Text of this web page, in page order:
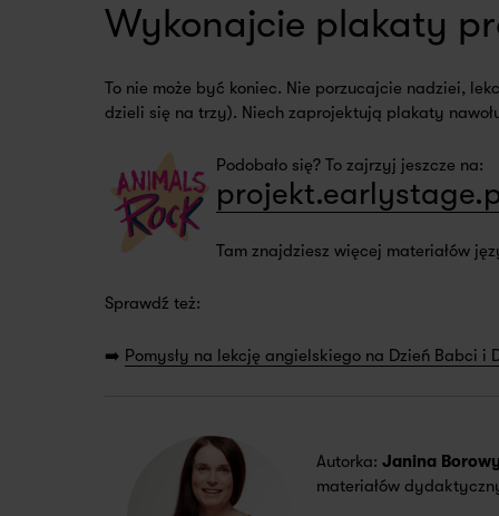
Wykonajcie plakaty
To nie może być koniec. Nie porzucajcie nadziei,
dzieli się na trzy). Niech zaprojektują plakaty
Podobało się? To zajrzyj jeszcze na:
Tam znajdziesz więcej materiałów
Sprawdź też:
➡️ Pomysły na lekcję angielskiego na Dzień Babci i
Autorka: Janina Borowy
materiałów